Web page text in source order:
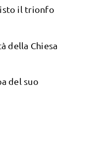
il trionfo
della Chiesa
del suo